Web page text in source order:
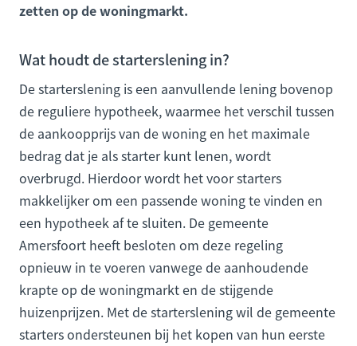
zetten op de woningmarkt.
Wat houdt de starterslening in?
De starterslening is een aanvullende lening bovenop
de reguliere hypotheek, waarmee het verschil tussen
de aankoopprijs van de woning en het maximale
bedrag dat je als starter kunt lenen, wordt
overbrugd. Hierdoor wordt het voor starters
makkelijker om een passende woning te vinden en
een hypotheek af te sluiten. De gemeente
Amersfoort heeft besloten om deze regeling
opnieuw in te voeren vanwege de aanhoudende
krapte op de woningmarkt en de stijgende
huizenprijzen. Met de starterslening wil de gemeente
starters ondersteunen bij het kopen van hun eerste